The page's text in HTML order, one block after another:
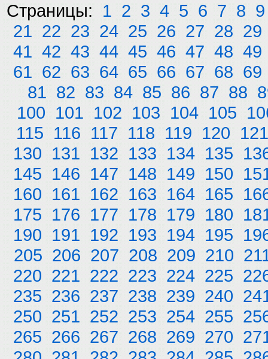
Страницы: 1 2 3 4 5 6 7 8 9
21 22 23 24 25 26 27 28 29
41 42 43 44 45 46 47 48 49
61 62 63 64 65 66 67 68 69
81 82 83 84 85 86 87 88
100 101 102 103 104 105
115 116 117 118 119 120 121
130 131 132 133 134 135
145 146 147 148 149 150
160 161 162 163 164 165
175 176 177 178 179 180
190 191 192 193 194 195
205 206 207 208 209 210
220 221 222 223 224 225
235 236 237 238 239 240
250 251 252 253 254 255
265 266 267 268 269 270